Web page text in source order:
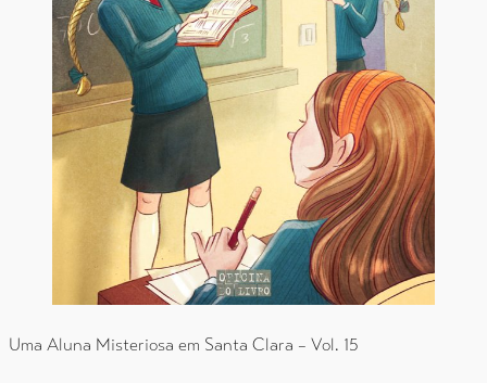
Uma Aluna Misteriosa em Santa Clara – Vol. 15